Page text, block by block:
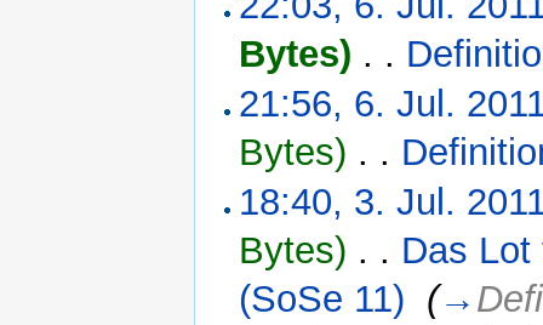
Bytes) . .
21:56, 6. Jul.
Bytes) . .
18:40, 3. Jul.
Bytes) . . Das
(SoSe 11) (→